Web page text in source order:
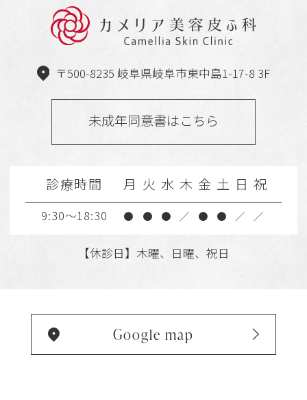
〒500-8235 岐阜県岐阜市東中島1-17-8 3F
未成年同意書はこちら
診療時間 月 火 水 木 金 土 日 祝
9:30～18:30 ● ● ● ／ ● ● ／ ／
【休診日】木曜、日曜、祝日
Google map